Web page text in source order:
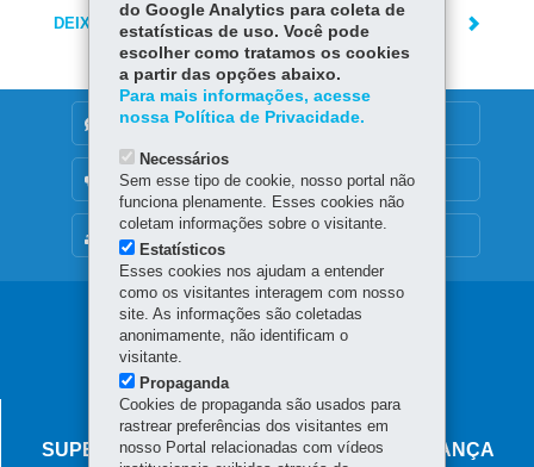
DEIXE SUA OPINIÃO
DENUNCIE CORRUPÇÃO
OUVIDORIA
Navegação
principal
AGÊNCIA DO MIGRANTE
SUPERINTENDÊNCIA-GERAL DE GOVERNANÇA
do Google Analytics para coleta de
estatísticas de uso. Você pode
escolher como tratamos os cookies
a partir das opções abaixo.
Para mais informações, acesse
nossa Política de Privacidade.
Necessários
Sem esse tipo de cookie, nosso portal não
funciona plenamente. Esses cookies não
coletam informações sobre o visitante.
Estatísticos
Esses cookies nos ajudam a entender
como os visitantes interagem com nosso
site. As informações são coletadas
anonimamente, não identificam o
visitante.
Propaganda
Cookies de propaganda são usados para
rastrear preferências dos visitantes em
nosso Portal relacionadas com vídeos